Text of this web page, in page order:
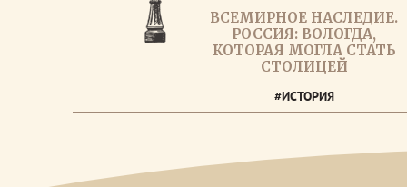
ВСЕМИРНОЕ НАСЛЕДИЕ.
РОССИЯ: ВОЛОГДА,
КОТОРАЯ МОГЛА СТАТЬ
СТОЛИЦЕЙ
#ИСТОРИЯ